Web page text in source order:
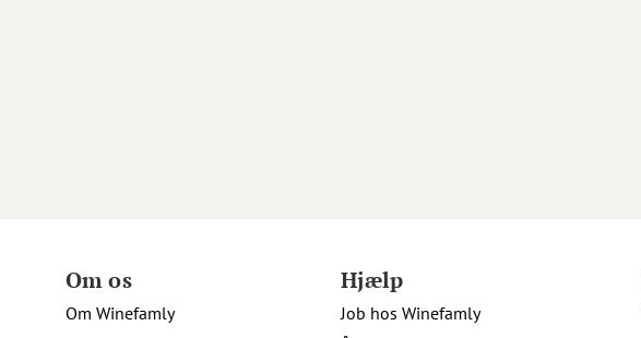
Om os
Om Winefamly
Hjælp
Job hos Winefamly